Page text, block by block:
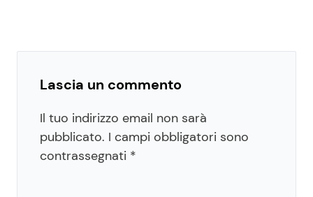
Lascia un commento
Il tuo indirizzo email non sarà
pubblicato. I campi obbligatori sono
contrassegnati *